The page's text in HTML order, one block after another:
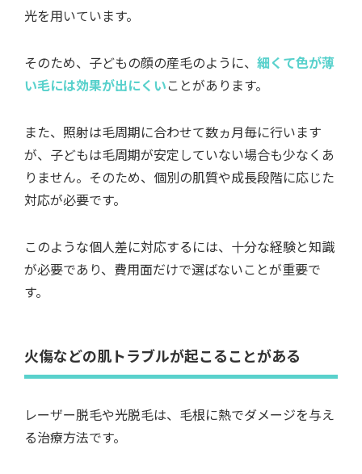
光を用いています。
そのため、子どもの顔の産毛のように、 細くて色が薄
い毛には効果が出にくいことがあります。
また、照射は毛周期に合わせて数ヵ月毎に行います
が、子どもは毛周期が安定していない場合も少なくあ
りません。そのため、個別の肌質や成長段階に応じた
対応が必要です。
このような個人差に対応するには、十分な経験と知識
が必要であり、費用面だけで選ばないことが重要で
す。
火傷などの肌トラブルが起こることがある
レーザー脱毛や光脱毛は、毛根に熱でダメージを与え
る治療方法です。